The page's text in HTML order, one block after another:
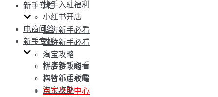
新手专栏
抖店新手必看
淘特新手必看
淘宝攻略
拼多多攻略
抖音小店攻略
京东帮助中心
快手入驻福利
小红书开店
电商问答
新手专栏
抖店新手必看
淘特新手必看
淘宝攻略